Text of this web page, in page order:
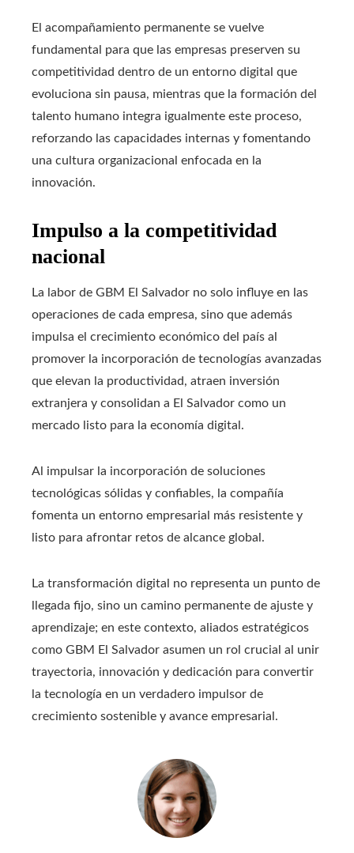
El acompañamiento permanente se vuelve
fundamental para que las empresas preserven su
competitividad dentro de un entorno digital que
evoluciona sin pausa, mientras que la formación del
talento humano integra igualmente este proceso,
reforzando las capacidades internas y fomentando
una cultura organizacional enfocada en la
innovación.
Impulso a la competitividad
nacional
La labor de GBM El Salvador no solo influye en las
operaciones de cada empresa, sino que además
impulsa el crecimiento económico del país al
promover la incorporación de tecnologías avanzadas
que elevan la productividad, atraen inversión
extranjera y consolidan a El Salvador como un
mercado listo para la economía digital.
Al impulsar la incorporación de soluciones
tecnológicas sólidas y confiables, la compañía
fomenta un entorno empresarial más resistente y
listo para afrontar retos de alcance global.
La transformación digital no representa un punto de
llegada fijo, sino un camino permanente de ajuste y
aprendizaje; en este contexto, aliados estratégicos
como GBM El Salvador asumen un rol crucial al unir
trayectoria, innovación y dedicación para convertir
la tecnología en un verdadero impulsor de
crecimiento sostenible y avance empresarial.